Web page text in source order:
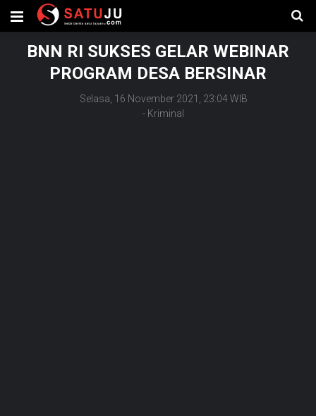
BNN RI SUKSES GELAR WEBINAR
PROGRAM DESA BERSINAR
Selasa, 16 November 2021, 23:04 WIB
- Kriminal